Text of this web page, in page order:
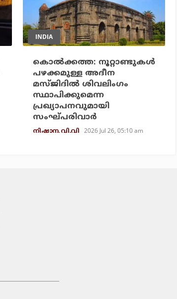
INDIA
കൊല്‍ക്കത്ത: നൂറ്റാണ്ടുകള്‍
പഴക്കമുള്ള അദീന
മസ്ജിദില്‍ ശിവലിംഗം
സ്ഥാപിക്കുമെന്ന
പ്രഖ്യാപനവുമായി
സംഘ്പരിവാര്‍
നിഷാന. വി.വി 2026 Jul 26, 05:10 am